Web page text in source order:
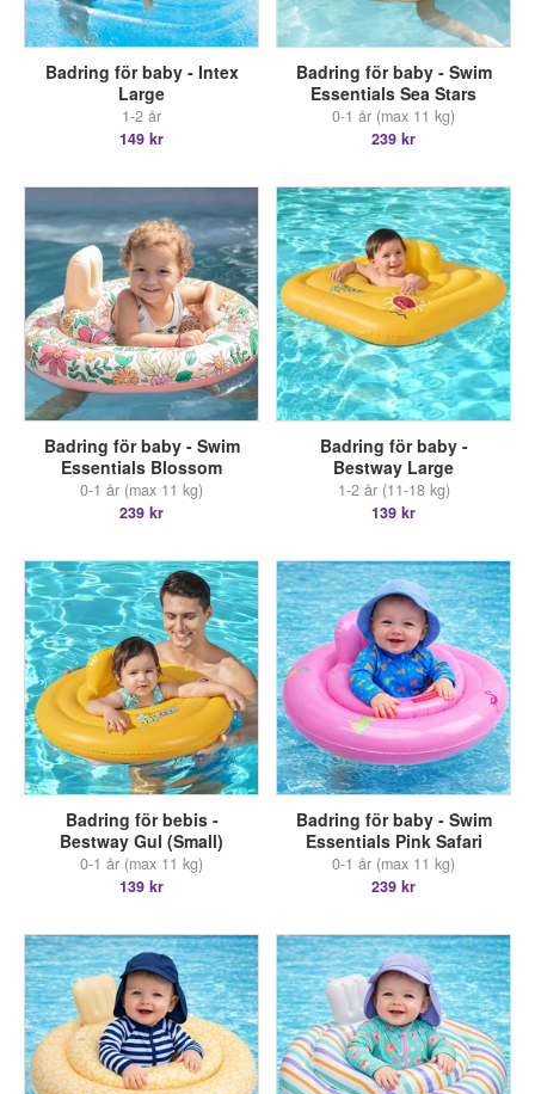
Badring för baby - Intex
Large
1-2 år
149 kr
Badring för baby - Swim
Essentials Sea Stars
0-1 år (max 11 kg)
239 kr
Badring för baby - Swim
Essentials Blossom
0-1 år (max 11 kg)
239 kr
Badring för baby -
Bestway Large
1-2 år (11-18 kg)
139 kr
Badring för bebis -
Bestway Gul (Small)
0-1 år (max 11 kg)
139 kr
Badring för baby - Swim
Essentials Pink Safari
0-1 år (max 11 kg)
239 kr